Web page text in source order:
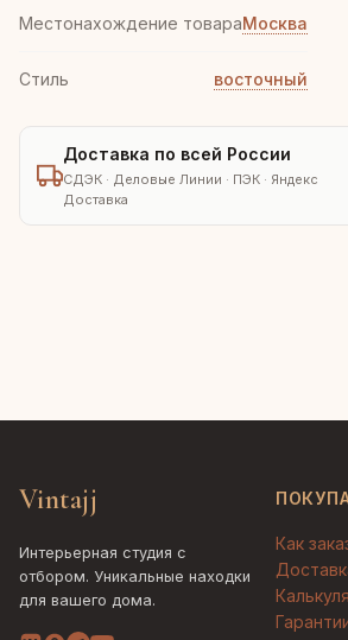
Местонахождение товараМосква
Стиль восточный
Доставка по всей России
СДЭК · Деловые Линии · ПЭК · Яндекс
Доставка
Vintajj
Интерьерная студия с
отбором. Уникальные находки
для вашего дома.
Как